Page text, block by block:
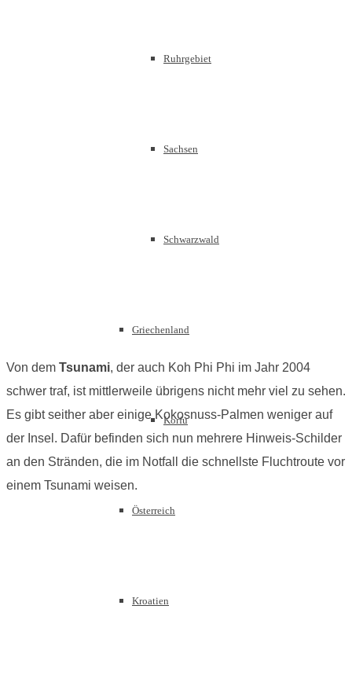
Ruhrgebiet
Sachsen
Schwarzwald
Griechenland
Korfu
Österreich
Kroatien
Von dem Tsunami, der auch Koh Phi Phi im Jahr 2004
schwer traf, ist mittlerweile übrigens nicht mehr viel zu sehen.
Es gibt seither aber einige Kokosnuss-Palmen weniger auf
der Insel. Dafür befinden sich nun mehrere Hinweis-Schilder
an den Stränden, die im Notfall die schnellste Fluchtroute vor
einem Tsunami weisen.